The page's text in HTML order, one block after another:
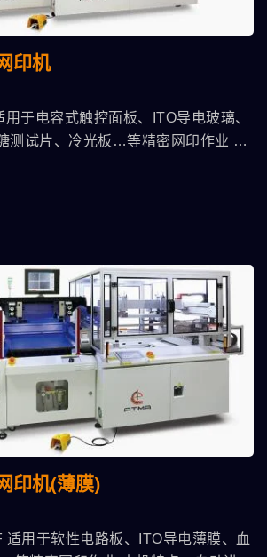
印机
于电容式触控面板、ITO导电玻璃、
测试片、冷光板…等精密网印作业 本
合，CCD影像自动对位，台面装配三
配CCD作位移补偿功能，印刷头采滑
-保持印刷室之洁净，通过整体搭配方
产能之良率。
印机(薄膜)
适用于软性电路板、ITO导电薄膜、血